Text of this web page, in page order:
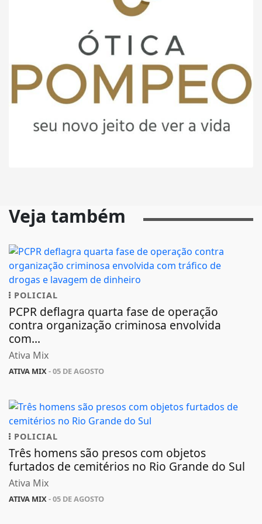
Veja também
POLICIAL
PCPR deflagra quarta fase de operação
contra organização criminosa envolvida
com...
Ativa Mix
ATIVA MIX- 05 DE AGOSTO
POLICIAL
Três homens são presos com objetos
furtados de cemitérios no Rio Grande do Sul
Ativa Mix
ATIVA MIX- 05 DE AGOSTO